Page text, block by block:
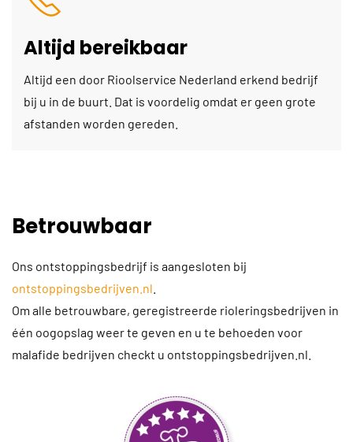
Altijd bereikbaar
Altijd een door Rioolservice Nederland erkend bedrijf
bij u in de buurt. Dat is voordelig omdat er geen grote
afstanden worden gereden.
Betrouwbaar
Ons ontstoppingsbedrijf is aangesloten bij
ontstoppingsbedrijven.nl
Om alle betrouwbare, geregistreerde rioleringsbedrijven in
één oogopslag weer te geven en u te behoeden voor
malafide bedrijven checkt u ontstoppingsbedrijven.nl.